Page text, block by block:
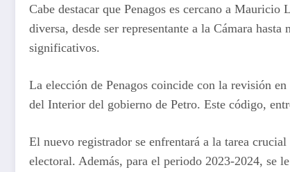
Cabe destacar que Penagos es cercano a
diversa, desde ser representante a la Cámara
significativos.
La elección de Penagos coincide con la revisión
del Interior del gobierno de Petro. Este código,
El nuevo registrador se enfrentará a la tarea
electoral. Además, para el periodo 2023-2024, se